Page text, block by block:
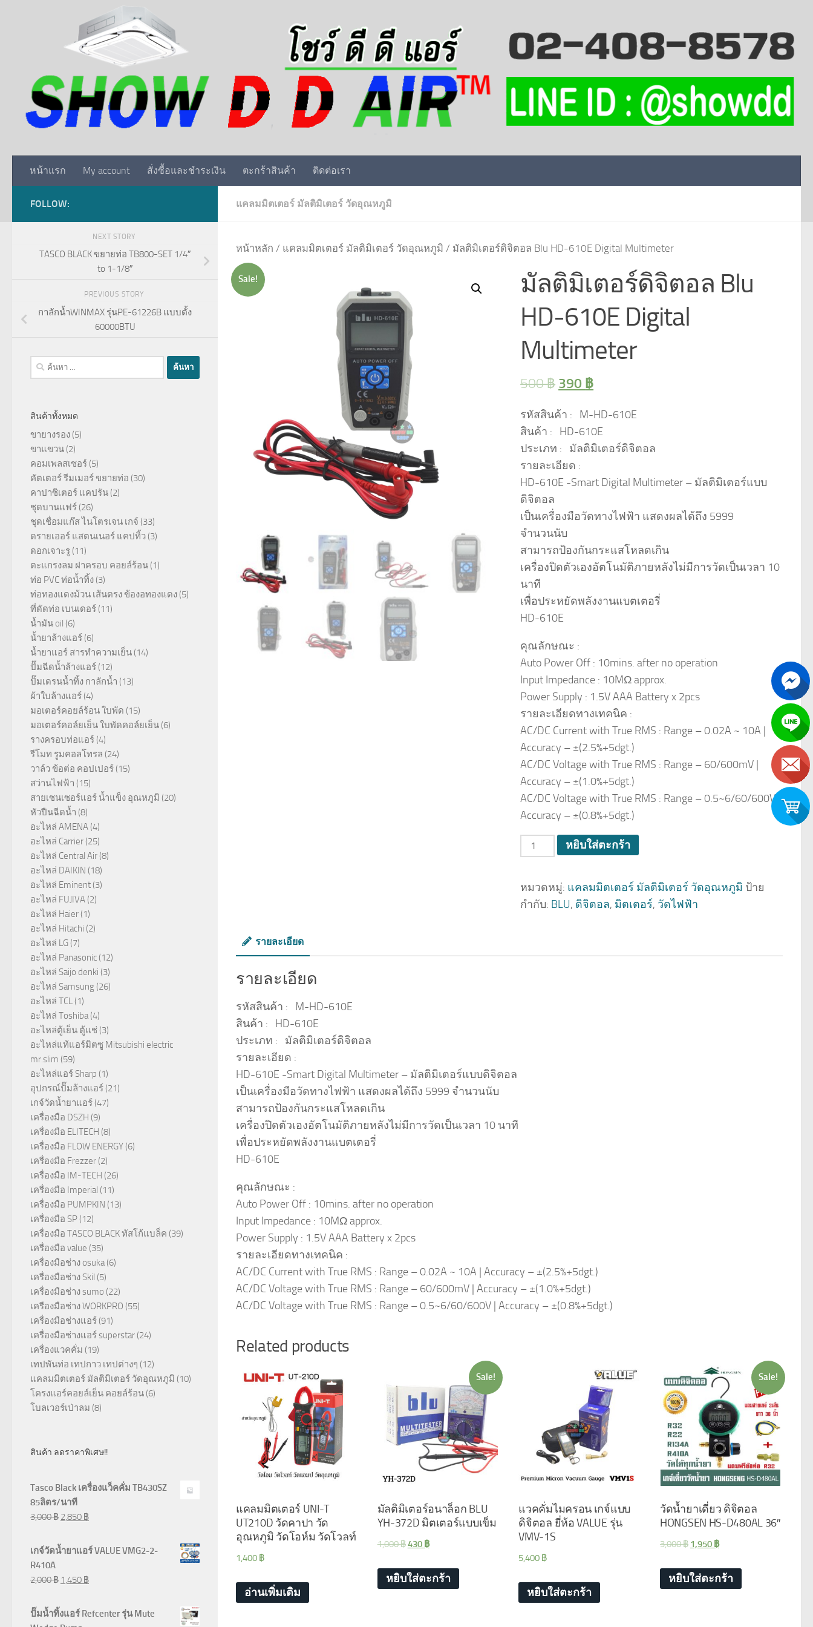
หน้าแรก My account สั่งซื้อและชำระเงิน ตะกร้าสินค้า ติดต่อเรา
แคลมมิตเตอร์ มัลติมิเตอร์ วัดอุณหภูมิ
หน้าหลัก / แคลมมิตเตอร์ มัลติมิเตอร์ วัดอุณหภูมิ / มัลติมิเตอร์ดิจิตอล Blu HD-610E Digital Multimeter
Sale!
มัลติมิเตอร์ดิจิตอล Blu
HD-610E Digital
Multimeter
500฿ 390 ฿
รหัสสินค้า : M-HD-610E
สินค้า : HD-610E
ประเภท : มัลติมิเตอร์ดิจิตอล
รายละเอียด :
HD-610E -Smart Digital Multimeter – มัลติมิเตอร์แบบ
ดิจิตอล
เป็นเครื่องมือวัดทางไฟฟ้า แสดงผลได้ถึง 5999
จำนวนนับ
สามารถป้องกันกระแสโหลดเกิน
เครื่องปิดตัวเองอัตโนมัติภายหลังไม่มีการวัดเป็นเวลา 10
นาที
เพื่อประหยัดพลังงานแบตเตอรี่
HD-610E
คุณลักษณะ :
Auto Power Off : 10mins. after no operation
Input Impedance : 10MΩ approx.
Power Supply : 1.5V AAA Battery x 2pcs
รายละเอียดทางเทคนิค :
AC/DC Current with True RMS : Range – 0.02A ~ 10A |
Accuracy – ±(2.5%+5dgt.)
AC/DC Voltage with True RMS : Range – 60/600mV |
Accuracy – ±(1.0%+5dgt.)
AC/DC Voltage with True RMS : Range – 0.5~6/60/600V |
Accuracy – ±(0.8%+5dgt.)
จำนวน หยิบใส่ตะกร้า
หมวดหมู่: แคลมมิตเตอร์ มัลติมิเตอร์ วัดอุณหภูมิ ป้าย
กำกับ: BLU, ดิจิตอล, มิตเตอร์, วัดไฟฟ้า
รายละเอียด
รายละเอียด
รหัสสินค้า : M-HD-610E
สินค้า : HD-610E
ประเภท : มัลติมิเตอร์ดิจิตอล
รายละเอียด :
HD-610E -Smart Digital Multimeter – มัลติมิเตอร์แบบดิจิตอล
เป็นเครื่องมือวัดทางไฟฟ้า แสดงผลได้ถึง 5999 จำนวนนับ
สามารถป้องกันกระแสโหลดเกิน
เครื่องปิดตัวเองอัตโนมัติภายหลังไม่มีการวัดเป็นเวลา 10 นาที
เพื่อประหยัดพลังงานแบตเตอรี่
HD-610E
คุณลักษณะ :
Auto Power Off : 10mins. after no operation
Input Impedance : 10MΩ approx.
Power Supply : 1.5V AAA Battery x 2pcs
รายละเอียดทางเทคนิค :
AC/DC Current with True RMS : Range – 0.02A ~ 10A | Accuracy – ±(2.5%+5dgt.)
AC/DC Voltage with True RMS : Range – 60/600mV | Accuracy – ±(1.0%+5dgt.)
AC/DC Voltage with True RMS : Range – 0.5~6/60/600V | Accuracy – ±(0.8%+5dgt.)
Related products
แคลมมิตเตอร์ UNI-T
UT210D วัดคาปา วัด
อุณหภูมิ วัดโอห์ม วัดโวลท์
1,400 ฿
อ่านเพิ่มเติม
Sale!
มัลติมิเตอร์อนาล็อก BLU
YH-372D มิตเตอร์แบบเข็ม
1,000฿430 ฿
หยิบใส่ตะกร้า
แวคคั่มไมครอน เกจ์แบบ
ดิจิตอล ยี่ห้อ VALUE รุ่น
VMV-1S
5,400 ฿
หยิบใส่ตะกร้า
Sale!
วัดน้ำยาเดี่ยว ดิจิตอล
HONGSEN HS-D480AL 36″
3,000฿ 1,950 ฿
หยิบใส่ตะกร้า
FOLLOW:
NEXT STORY
TASCO BLACK ขยายท่อ TB800-SET 1/4″
to 1-1/8″
PREVIOUS STORY
กาลักน้ำWINMAX รุ่นPE-61226B แบบตั้ง
60000BTU
ค้นหา
สำหรับ:
สินค้าทั้งหมด
ขายางรอง (5)
ขาแขวน (2)
คอมเพลสเซอร์ (5)
คัตเตอร์ รีมเมอร์ ขยายท่อ (30)
คาปาซิเตอร์ แคปรัน (2)
ชุดบานแฟร์ (26)
ชุดเชื่อมแก๊ส ไนโตรเจน เกจ์ (33)
ดรายเออร์ แสตนเนอร์ แคปทิ้ว (3)
ดอกเจาะรู (11)
ตะแกรงลม ฝาครอบ คอยล์ร้อน (1)
ท่อ PVC ท่อน้ำทิ้ง (3)
ท่อทองแดงม้วน เส้นตรง ข้องอทองแดง (5)
ที่ดัดท่อ เบนเดอร์ (11)
น้ำมัน oil (6)
น้ำยาล้างแอร์ (6)
น้ำยาแอร์ สารทำความเย็น (14)
ปั๊มฉีดน้ำล้างแอร์ (12)
ปั๊มเดรนน้ำทิ้ง กาลักน้ำ (13)
ผ้าใบล้างแอร์ (4)
มอเตอร์คอยล์ร้อน ใบพัด (15)
มอเตอร์คอล์ยเย็น ใบพัดคอล์ยเย็น (6)
รางครอบท่อแอร์ (4)
รีโมท รูมคอลโทรล (24)
วาล์ว ข้อต่อ คอปเปอร์ (15)
สว่านไฟฟ้า (15)
สายเซนเซอร์แอร์ น้ำแข็ง อุณหภูมิ (20)
หัวปืนฉีดน้ำ (8)
อะไหล่ AMENA (4)
อะไหล่ Carrier (25)
อะไหล่ Central Air (8)
อะไหล่ DAIKIN (18)
อะไหล่ Eminent (3)
อะไหล่ FUJIVA (2)
อะไหล่ Haier (1)
อะไหล่ Hitachi (2)
อะไหล่ LG (7)
อะไหล่ Panasonic (12)
อะไหล่ Saijo denki (3)
อะไหล่ Samsung (26)
อะไหล่ TCL (1)
อะไหล่ Toshiba (4)
อะไหล่ตู้เย็น ตู้แช่ (3)
อะไหล่แท้แอร์มิตซู Mitsubishi electric
mr.slim (59)
อะไหล่แอร์ Sharp (1)
อุปกรณ์ปั๊มล้างแอร์ (21)
เกจ์วัดน้ำยาแอร์ (47)
เครื่องมือ DSZH (9)
เครื่องมือ ELITECH (8)
เครื่องมือ FLOW ENERGY (6)
เครื่องมือ Frezzer (2)
เครื่องมือ IM-TECH (26)
เครื่องมือ Imperial (11)
เครื่องมือ PUMPKIN (13)
เครื่องมือ SP (12)
เครื่องมือ TASCO BLACK ทัสโก้แบล็ค (39)
เครื่องมือ value (35)
เครื่องมือช่าง osuka (6)
เครื่องมือช่าง Skil (5)
เครื่องมือช่าง sumo (22)
เครืองมือช่าง WORKPRO (55)
เครื่องมือช่างแอร์ (91)
เครื่องมือช่างแอร์ superstar (24)
เครื่องแวคคั่ม (19)
เทปพันท่อ เทปกาว เทปต่างๆ (12)
แคลมมิตเตอร์ มัลติมิเตอร์ วัดอุณหภูมิ (10)
โครงแอร์คอยล์เย็น คอยล์ร้อน (6)
โบลเวอร์เป่าลม (8)
สินค้า ลดราคาพิเศษ!!
Tasco Black เครื่องแว็คคั่ม TB430SZ
85ลิตร/นาที
3,000฿ 2,850 ฿
เกจ์วัดน้ำยาแอร์ VALUE VMG2-2-
R410A
2,000฿ 1,450 ฿
ปั๊มน้ำทิ้งแอร์ Refcenter รุ่น Mute